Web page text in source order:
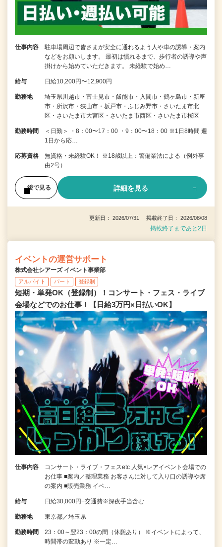
仕事内容
駐車場周辺で皆さまが安全に通れるよう人や車の誘導・案内
などをお願いします。 最初は慣れるまで、歩行者の誘導や声
掛けから始めていただきます。 未経験で始め…
給与 日給10,200円〜12,900円
勤務地
埼玉県川越市・富士見市・飯能市・入間市・鶴ヶ島市・新座
市・所沢市・狭山市・坂戸市・ふじみ野市・さいたま市北
区・さいたま市大宮区・さいたま市西区・さいたま市桜区
勤務時間
＜日勤＞ ・8：00〜17：00 ・9：00〜18：00 ※1日8時間 週
1日から応…
応募資格
無資格・未経験OK！ ※18歳以上：警備業法による（例外事
由2号）
後で見る 詳細を見る
更新日： 2026/07/31 掲載終了日： 2026/08/08
掲載終了まであと2日
イベントの運営サポート
株式会社シアーズ イベント事業部
アルバイト パート 登録制
短期・単発OK（登録制）！コンサート・フェス・ライブ
会場などでのお仕事！【日給3万円×日払いOK】
仕事内容
コンサート・ライブ・フェスetc 人気×レアイベント会場での
お仕事 ■案内／整理業務 お客さんに対して入り口の誘導や席
の案内 ■販売業務 イベ…
給与 日給30,000円+交通費※深夜手当含む
勤務地 東京都／埼玉県
勤務時間
23：00～翌23：00の間（休憩あり） ※イベントによって、
時間帯の変動あり ※一定…